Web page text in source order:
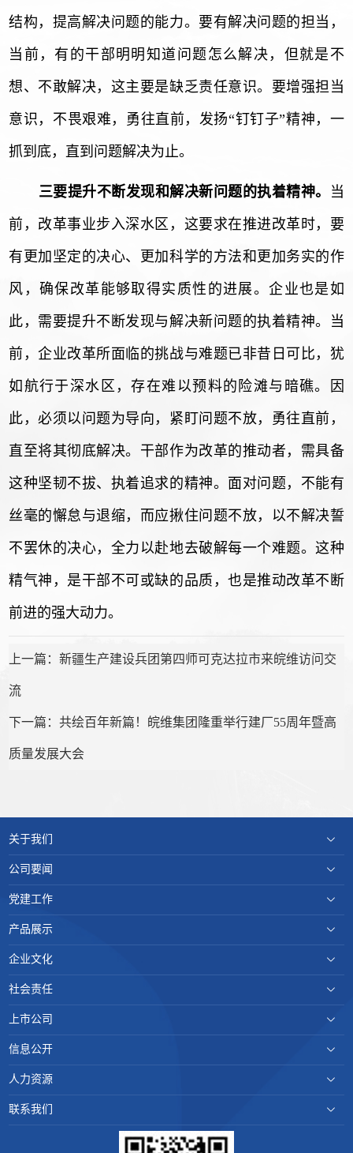
结构，提高解决问题的能力。要有解决问题的担当，
当前，有的干部明明知道问题怎么解决，但就是不
想、不敢解决，这主要是缺乏责任意识。要增强担当
意识，不畏艰难，勇往直前，发扬“钉钉子”精神，一
抓到底，直到问题解决为止。
三要提升不断发现和解决新问题的执着精神。 当
前，改革事业步入深水区，这要求在推进改革时，要
有更加坚定的决心、更加科学的方法和更加务实的作
风，确保改革能够取得实质性的进展。企业也是如
此，需要提升不断发现与解决新问题的执着精神。当
前，企业改革所面临的挑战与难题已非昔日可比，犹
如航行于深水区，存在难以预料的险滩与暗礁。因
此，必须以问题为导向，紧盯问题不放，勇往直前，
直至将其彻底解决。干部作为改革的推动者，需具备
这种坚韧不拔、执着追求的精神。面对问题，不能有
丝毫的懈怠与退缩，而应揪住问题不放，以不解决誓
不罢休的决心，全力以赴地去破解每一个难题。这种
精气神，是干部不可或缺的品质，也是推动改革不断
前进的强大动力。
上一篇：新疆生产建设兵团第四师可克达拉市来皖维访问交
流
下一篇：共绘百年新篇！皖维集团隆重举行建厂55周年暨高
质量发展大会
关于我们
公司要闻
党建工作
产品展示
企业文化
社会责任
上市公司
信息公开
人力资源
联系我们